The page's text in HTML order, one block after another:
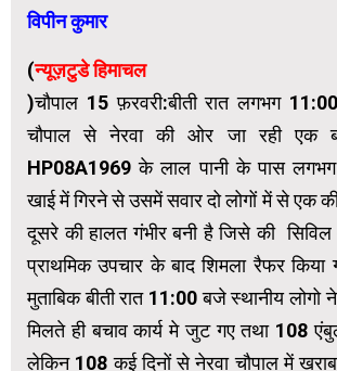
विपीन कुमार
(न्यूज़टुडे हिमाचल
)चौपाल 15 फ़रवरी:बीती रात लगभग
चौपाल से नेरवा की ओर जा रही एक
HP08A1969 के लाल पानी के पास लगभग
खाई में गिरने से उसमें सवार दो लोगों में से एक
दूसरे की हालत गंभीर बनी है जिसे की
प्राथमिक उपचार के बाद शिमला रैफर
मुताबिक बीती रात 11:00 बजे स्थानीय लोगो
मिलते ही बचाव कार्य मे जुट गए तथा 108
लेकिन 108 कई दिनों से नेरवा चौपाल में